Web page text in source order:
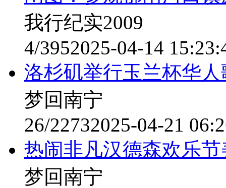
我行纪实2009
4/3952025-04-14
洛杉矶举行玉兰杯华
梦回南宁
26/22732025-04-21
热闹非凡汉德森欢乐
梦回南宁